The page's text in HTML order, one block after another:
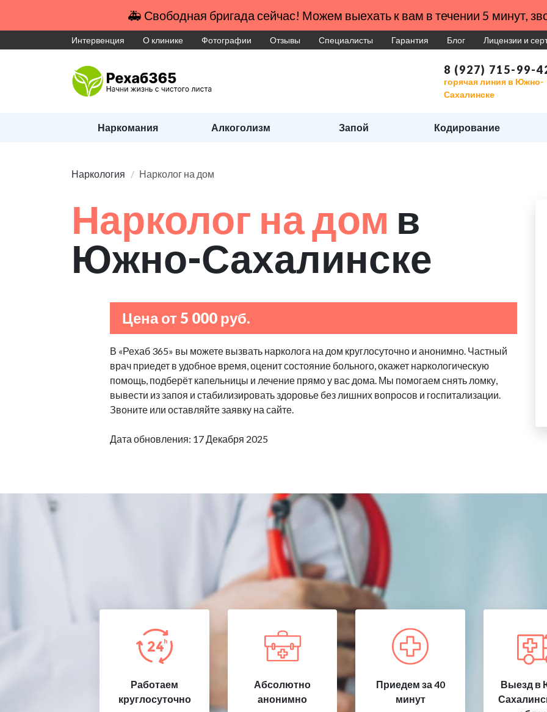
🚑 Свободная бригада сейчас! Можем выехать к вам в течении 5 минут,
Интервенция О клинике Фотографии Отзывы Специалисты Гарантия Блог Лицензии и
8 (927) 715-99-
горячая линия в Южно-
Сахалинске
Наркомания Алкоголизм Запой Кодирование
Наркология Нарколог на дом
Нарколог на дом в
Южно-Сахалинске
Цена от 5 000 руб.
В «Рехаб 365» вы можете вызвать нарколога на дом круглосуточно и анонимно. Частный
врач приедет в удобное время, оценит состояние больного, окажет наркологическую
помощь, подберёт капельницы и лечение прямо у вас дома. Мы помогаем снять ломку,
вывести из запоя и стабилизировать здоровье без лишних вопросов и госпитализации.
Звоните или оставляйте заявку на сайте.
Дата обновления: 17 Декабря 2025
Работаем
круглосуточно
Абсолютно
анонимно
Приедем за 40
минут
Выезд в